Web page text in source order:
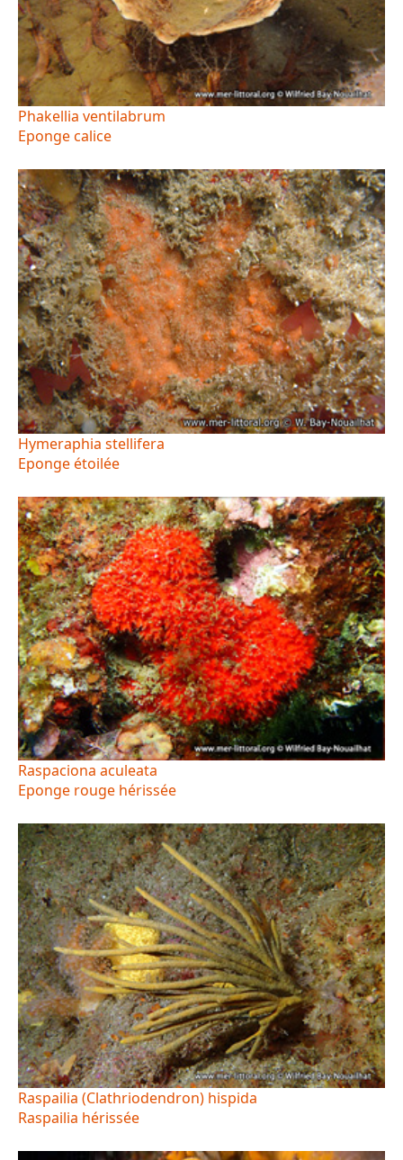
Phakellia ventilabrum
Eponge calice
Hymeraphia stellifera
Eponge étoilée
Raspaciona aculeata
Eponge rouge hérissée
Raspailia (Clathriodendron) hispida
Raspailia hérissée